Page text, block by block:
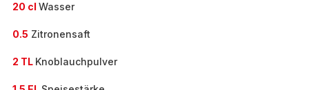
20 cl Wasser
0.5 Zitronensaft
2 TL Knoblauchpulver